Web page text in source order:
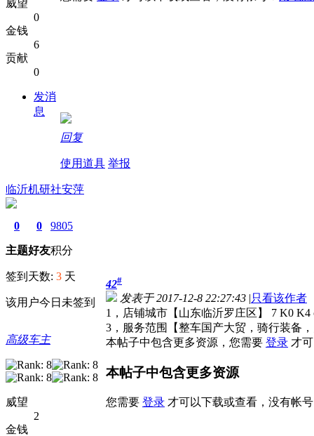
威望
0
金钱
6
贡献
0
发消
息
回复
使用道具 举报
临沂机研社安萍
0
主题
0
好友
9805
积分
签到天数: 3 天
该用户今日未签到
高级车主
威望
2
金钱
42#
发表于 2017-12-8 22:27:43 |只看该作者
1，店铺城市【山东临沂罗庄区】 7 K0
3，服务范围【整车国产大贸，骑行装备
本帖子中包含更多资源，您需要 登录 才
本帖子中包含更多资源
您需要 登录 才可以下载或查看，没有帐